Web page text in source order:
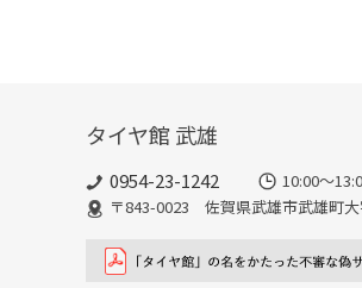
タイヤ館 武雄
0954-23-1242
10:00～
〒843-0023 佐賀県武雄市武雄町